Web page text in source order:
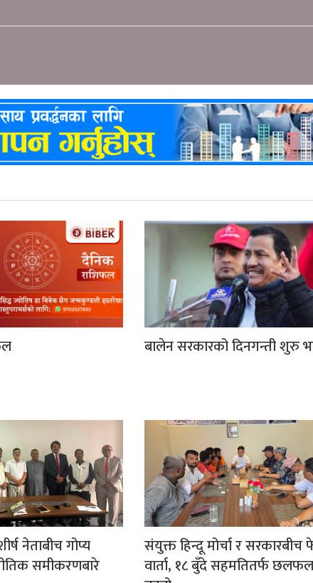
बालेन सरकारको दिनगन्ती शुरु
नेताबीच गोप्य
समीकरणबारे
संयुक्त हिन्दू मोर्चा र सरकारबीच
वार्ता, १८ बुँदे सहमतितर्फ